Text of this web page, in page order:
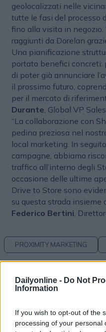
Dailyonline - Do Not
Information
If you wish to opt-out of the
processing of your personal
geolocalizzati nelle
tutte le fasi del processo
fino alla visita in negozio.
raggiunti da Dorelan
Una pianificazione
portato benefici concreti:
di poter già annunciare
il prossimo futuro,
per il mercato di
Durante , Global VP
“La collaborazione con
pedina preziosa nel
local marketing. In
campagne, abbiamo
traffico all’interno degli
occasione delle ultime
Drive to Store sono
su questa strada insieme
Federico Bertini ,
PROXIMITY MARKETING